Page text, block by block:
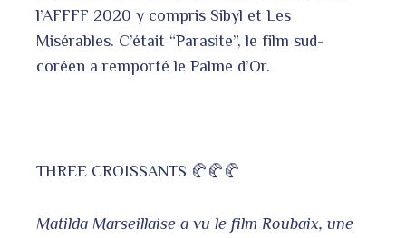
l’AFFFF 2020 y compris Sibyl et Les
Misérables. C’était “Parasite”, le film sud-
coréen a remporté le Palme d’Or.
THREE CROISSANTS 🥐🥐🥐
Matilda Marseillaise a vu le film Roubaix, une